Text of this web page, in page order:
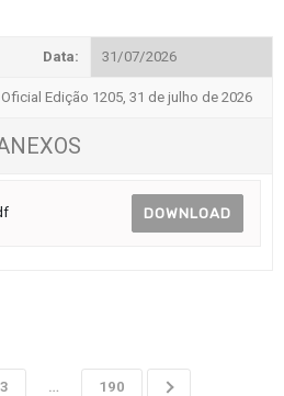
Data: 31/07/2026
Edição 1205, 31 de julho de 2026
DOWNLOAD
3 … 190